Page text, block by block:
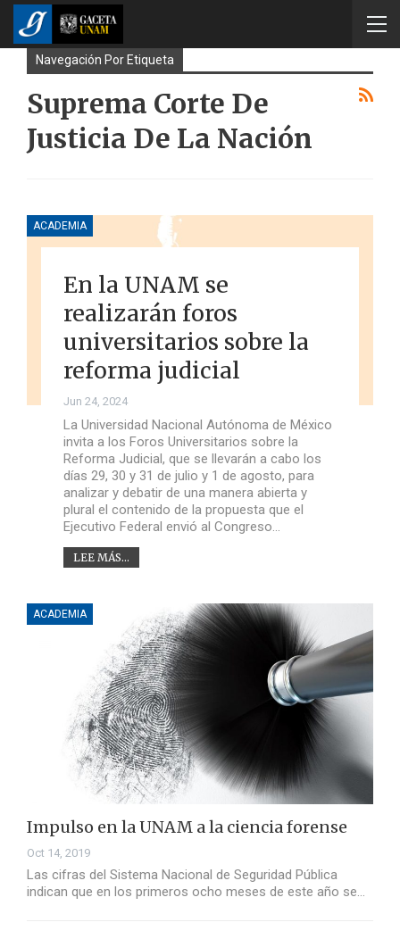
Navegación Por Etiqueta
Suprema Corte De
Justicia De La Nación
ACADEMIA
En la UNAM se
realizarán foros
universitarios sobre la
reforma judicial
Jun 24, 2024
La Universidad Nacional Autónoma de México
invita a los Foros Universitarios sobre la
Reforma Judicial, que se llevarán a cabo los
días 29, 30 y 31 de julio y 1 de agosto, para
analizar y debatir de una manera abierta y
plural el contenido de la propuesta que el
Ejecutivo Federal envió al Congreso…
LEE MÁS...
ACADEMIA
Impulso en la UNAM a la ciencia forense
Oct 14, 2019
Las cifras del Sistema Nacional de Seguridad Pública
indican que en los primeros ocho meses de este año se…